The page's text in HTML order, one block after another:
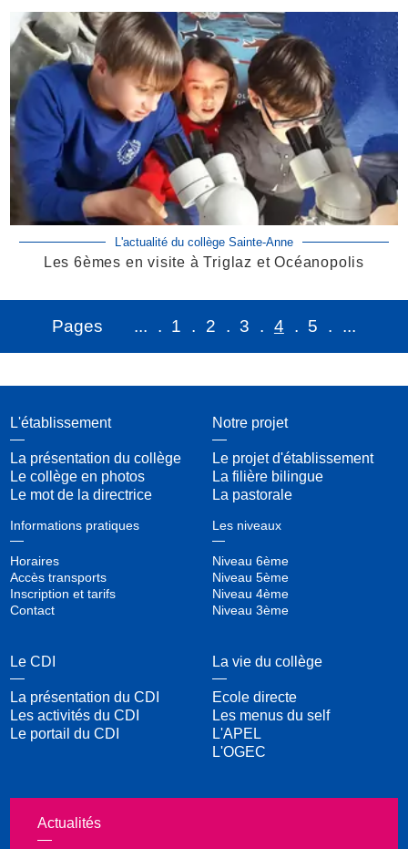
L'actualité du collège Sainte-Anne
Les 6èmes en visite à Triglaz et Océanopolis
1 2 3 4 5
L'établissement
La présentation du collège
Le collège en photos
Le mot de la directrice
Informations pratiques
Horaires
Accès transports
Inscription et tarifs
Contact
Notre projet
Le projet d'établissement
La filière bilingue
La pastorale
Les niveaux
Niveau 6ème
Niveau 5ème
Niveau 4ème
Niveau 3ème
Le CDI
La présentation du CDI
Les activités du CDI
Le portail du CDI
La vie du collège
Ecole directe
Les menus du self
L'APEL
L'OGEC
Actualités